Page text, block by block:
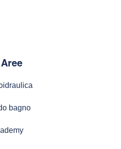
Aree
bagno